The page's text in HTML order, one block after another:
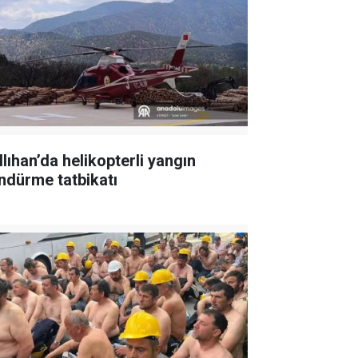
helikopterli yangın
tatbikatı